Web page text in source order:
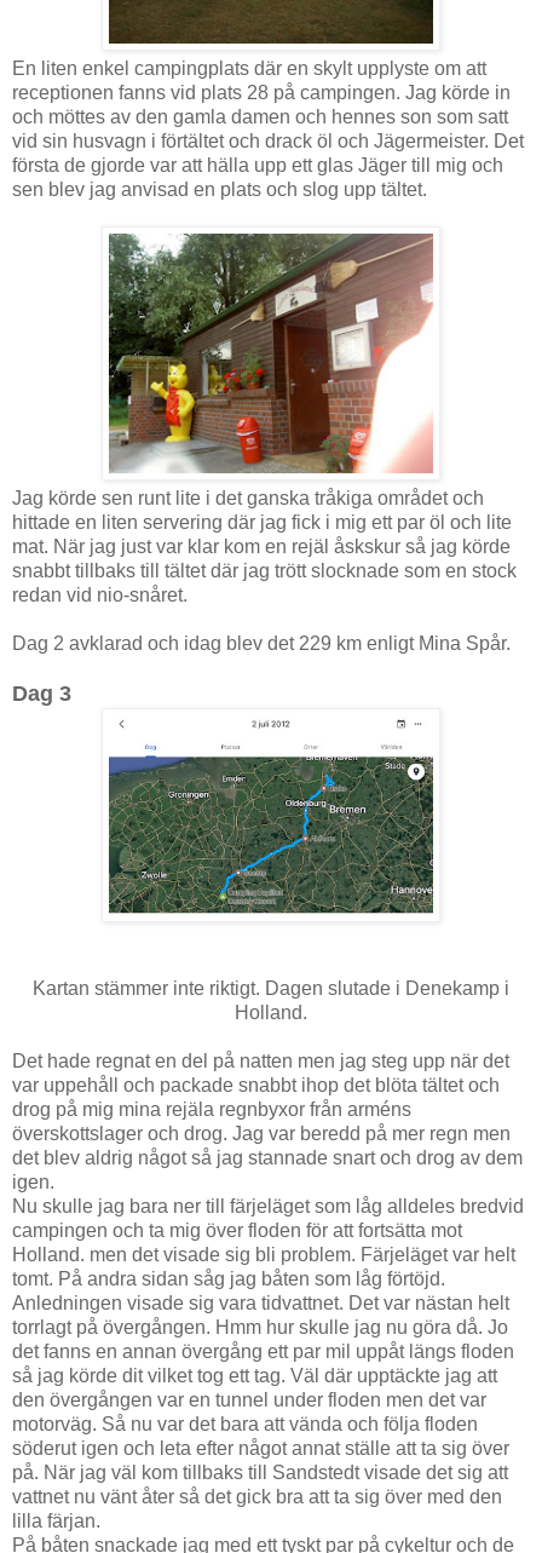
En liten enkel campingplats där en skylt upplyste om att
receptionen fanns vid plats 28 på campingen. Jag körde in
och möttes av den gamla damen och hennes son som satt
vid sin husvagn i förtältet och drack öl och Jägermeister. Det
första de gjorde var att hälla upp ett glas Jäger till mig och
sen blev jag anvisad en plats och slog upp tältet.
Jag körde sen runt lite i det ganska tråkiga området och
hittade en liten servering där jag fick i mig ett par öl och lite
mat. När jag just var klar kom en rejäl åskskur så jag körde
snabbt tillbaks till tältet där jag trött slocknade som en stock
redan vid nio-snåret.
Dag 2 avklarad och idag blev det 229 km enligt Mina Spår.
Dag 3
Kartan stämmer inte riktigt. Dagen slutade i Denekamp i
Holland.
Det hade regnat en del på natten men jag steg upp när det
var uppehåll och packade snabbt ihop det blöta tältet och
drog på mig mina rejäla regnbyxor från arméns
överskottslager och drog. Jag var beredd på mer regn men
det blev aldrig något så jag stannade snart och drog av dem
igen.
Nu skulle jag bara ner till färjeläget som låg alldeles bredvid
campingen och ta mig över floden för att fortsätta mot
Holland. men det visade sig bli problem. Färjeläget var helt
tomt. På andra sidan såg jag båten som låg förtöjd.
Anledningen visade sig vara tidvattnet. Det var nästan helt
torrlagt på övergången. Hmm hur skulle jag nu göra då. Jo
det fanns en annan övergång ett par mil uppåt längs floden
så jag körde dit vilket tog ett tag. Väl där upptäckte jag att
den övergången var en tunnel under floden men det var
motorväg. Så nu var det bara att vända och följa floden
söderut igen och leta efter något annat ställe att ta sig över
på. När jag väl kom tillbaks till Sandstedt visade det sig att
vattnet nu vänt åter så det gick bra att ta sig över med den
lilla färjan.
På båten snackade jag med ett tyskt par på cykeltur och de